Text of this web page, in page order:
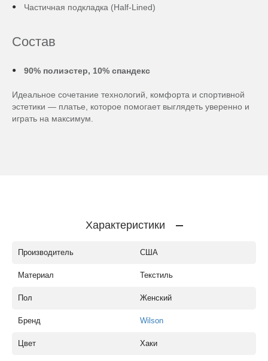
Частичная подкладка (Half-Lined)
Состав
90% полиэстер, 10% спандекс
Идеальное сочетание технологий, комфорта и спортивной
эстетики — платье, которое помогает выглядеть уверенно и
играть на максимум.
Характеристики
Производитель США
Материал Текстиль
Пол Женский
Бренд Wilson
Цвет Хаки